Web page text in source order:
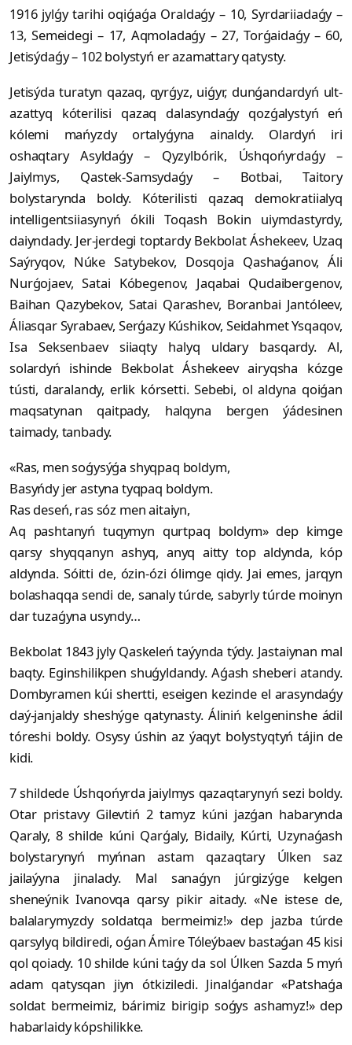
1916 jylǵy tarihi oqiǵaǵa Oral­daǵy – 10, Syrdariiadaǵy –
13, Semeidegi – 17, Aqmoladaǵy – 27, Torǵaidaǵy – 60,
Jetisýdaǵy – 102 bolystyń er azamattary qatysty.
Jetisýda turatyn qazaq, qyrǵyz, uiǵyr, dunǵandardyń ult-
azattyq kóteri­lisi qazaq dalasyndaǵy qozǵalystyń eń
kólemi ma­ńyz­dy ortalyǵyna ainaldy. Olardyń iri
oshaqtary Asyldaǵy – Qyzylbórik, Úsh­qońyrdaǵy –
Jaiylmys, Qastek-Sam­sydaǵy – Botbai, Taitory
bolystarynda boldy. Kóterilisti qazaq demokratiialyq
intel­ligentsiiasynyń óki­li Toqash Bokin uiymdastyrdy,
daiyndady. Jer-jerdegi toptardy Bekbolat Áshekeev, Uzaq
Saýryqov, Núke Satybekov, Dosqoja Qasha­ǵanov, Áli
Nurǵojaev, Satai Kóbegenov, Jaqabai Qudaibergenov,
Bai­han Qazybekov, Satai Qarashev, Boranbai Jantóleev,
Áliasqar Syrabaev, Serǵazy Kúshikov, Seidahmet Ysqaqov,
Isa Seksenbaev siiaqty halyq uldary basqardy. Al,
solardyń ishinde Bekbolat Áshe­keev airyq­sha kózge
tústi, daralandy, erlik kór­setti. Sebebi, ol aldyna qoiǵan
maqsa­­tynan qaitpady, halqyna bergen ýáde­sinen
taimady, tanbady.
«Ras, men soǵysýǵa shyqpaq boldym,
Basyńdy jer astyna tyqpaq boldym.
Ras deseń, ras sóz men aitaiyn,
Aq pashtanyń tuqymyn qurtpaq boldym» dep kimge
qarsy shyqqanyn ashyq, anyq aitty top aldynda, kóp
aldynda. Sóitti de, ózin-ózi ólimge qidy. Jai emes, jarqyn
bolashaqqa sendi de, sanaly túrde, sabyrly túrde moinyn
dar tuzaǵyna usyndy…
Bekbolat 1843 jyly Qaskeleń taýynda týdy. Jastaiynan mal
baqty. Egin­shilikpen shuǵyldandy. Aǵash sheberi atan­dy.
Dombyramen kúi shertti, eseigen kezinde el arasyndaǵy
daý-janjaldy she­shýge qatynasty. Áliniń kelgeninshe ádil
tóreshi boldy. Osysy úshin az ýaqyt bolystyqtyń tájin de
kidi.
7 shildede Úshqońyrda jaiylmys qa­zaq­tarynyń sezi boldy.
Otar pristavy Gilevtiń 2 tamyz kúni jazǵan habarynda
Qaraly, 8 shilde kúni Qarǵaly, Bidaily, Kúr­ti, Uzynaǵash
bolystarynyń myńnan astam qazaqtary Úlken saz
jailaýyna jinalady. Mal sanaǵyn júrgizýge kelgen
sheneýnik Ivanovqa qarsy pikir aitady. «Ne istese de,
balalarymyzdy soldatqa bermeimiz!» dep jazba túrde
qarsylyq bildiredi, oǵan Ámire Tóleýbaev bastaǵan 45 kisi
qol qoiady. 10 shilde kúni taǵy da sol Úlken Sazda 5 myń
adam qatysqan jiyn ótkiziledi. Jinalǵandar «Patshaǵa
soldat bermeimiz, bárimiz birigip soǵys ashamyz!» dep
habarlaidy kópshilikke.